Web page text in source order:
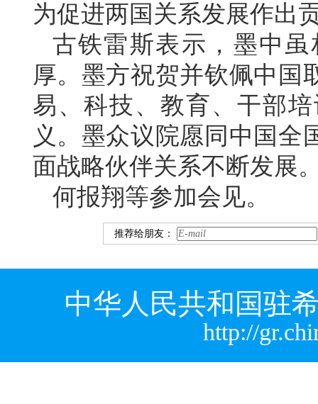
为促进两国关系发展作出
古铁雷斯表示，墨中
厚。墨方祝贺并钦佩中国
易、科技、教育、干部
义。墨众议院愿同中国全
面战略伙伴关系不断发展
何报翔等参加会见。
推荐给朋友：
中华人民共和国驻
http://